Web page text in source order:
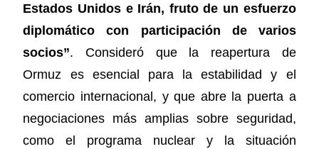
Estados Unidos e Irán, fruto de un esfuerzo
diplomático con participación de varios
socios”. Consideró que la reapertura de
Ormuz es esencial para la estabilidad y el
comercio internacional, y que abre la puerta a
negociaciones más amplias sobre seguridad,
como el programa nuclear y la situación